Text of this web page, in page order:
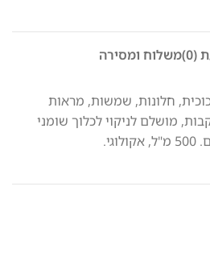
(0) משלוח ומסירה
חלונות, שמשות, מראות
מושלם לניקוי לכלוך שומני